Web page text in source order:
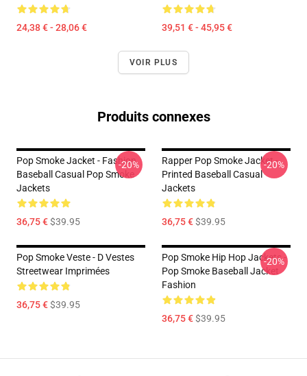
24,38 € - 28,06 € 39,51 € - 45,95 €
VOIR PLUS
Produits connexes
Pop Smoke Jacket - Fashion
Baseball Casual Pop Smoke
Jackets
36,75 €$39.95
-20%
Rapper Pop Smoke Jacket -
Printed Baseball Casual
Jackets
36,75 €$39.95
-20%
Pop Smoke Veste - D Vestes
Streetwear Imprimées
36,75 €$39.95
Pop Smoke Hip Hop Jackets -
Pop Smoke Baseball Jacket
Fashion
36,75 €$39.95
-20%